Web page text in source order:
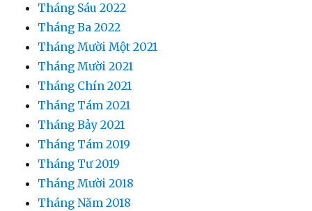
Tháng Sáu 2022
Tháng Ba 2022
Tháng Mười Một 2021
Tháng Mười 2021
Tháng Chín 2021
Tháng Tám 2021
Tháng Bảy 2021
Tháng Tám 2019
Tháng Tư 2019
Tháng Mười 2018
Tháng Năm 2018